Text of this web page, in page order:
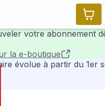
votre abonnement
la e-boutique
évolue à partir du 1er
des cookies